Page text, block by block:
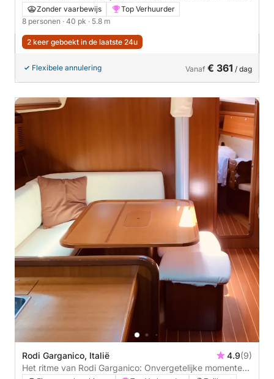
40pkZonder vaarbewijs
Top Verhuurder
8 personen · 40 pk · 5.8 m
2 keer geboekt in de laatste 24u
Flexibele annulering Vanaf € 361 / dag
Rodi Garganico, Italië 4.9(9)
Het ritme van Rodi Garganico: Onvergetelijke momenten